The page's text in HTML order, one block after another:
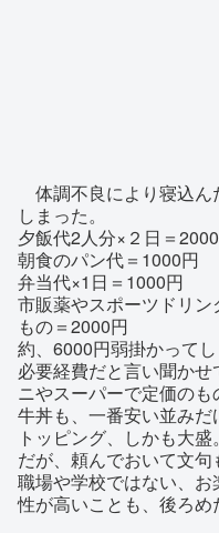
体調不良により寝込ん
しまった。
夕飯代2人分×２日＝
朝食のパン代＝1000円
弁当代×1日＝1000円
市販薬やスポーツドリ
もの＝2000円
約、6000円弱掛かって
必要経費だと言い聞か
ニやスーパーで定価のも
牛丼も、一番安い並み
トッピング、しかも大盛。
だが、頼んでおいて文句
職場や学校ではない、
性が高いことも、後ろめ